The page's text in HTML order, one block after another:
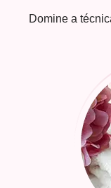
Domine a